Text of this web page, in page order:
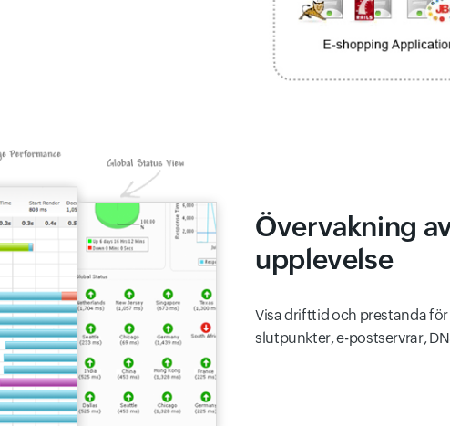
Övervakning
upplevelse
Visa drifttid och prestanda
slutpunkter, e-postservrar,